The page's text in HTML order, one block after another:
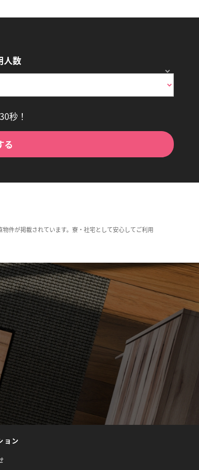
人数
秒！
る
件が掲載されています。寮・社宅として安心してご利用
ョン